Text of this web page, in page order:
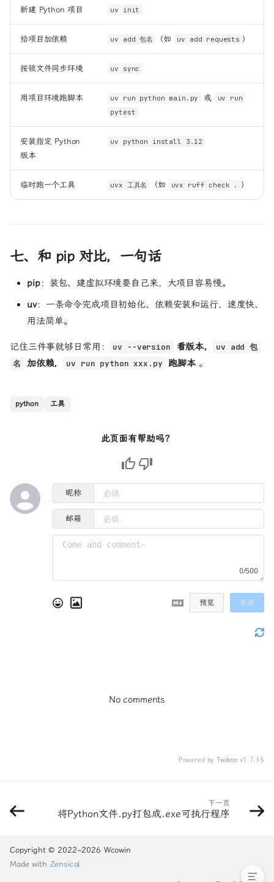
requirements.txt 接入
新建 Python 项目 uv init
给项目加依赖 uv add 包名 （如 uv add requests ）
按锁文件同步环境 uv sync
用项目环境跑脚本 uv run python main.py 或
uv run
pytest
安装指定 Python
版本
uv python install 3.12
临时跑一个工具 uvx 工具名 （如 uvx ruff check . ）
七、和 pip 对比，一句话
pip：装包、建虚拟环境要自己来，大项目容易慢。
uv：一条命令完成项目初始化、依赖安装和运行，速度快、
用法简单。
记住三件事就够日常用： uv --version 看版本，
uv add 包
名
加依赖， uv run python xxx.py 跑脚本 。
python 工具
此页面有帮助吗？
昵称
邮箱
0/500
预览 发送
No comments
Powered byTwikoo v1.7.15
下一页
将Python文件.py打包成.exe可执行程序
Copyright © 2022~2026 Wcowin
Made with Zensical